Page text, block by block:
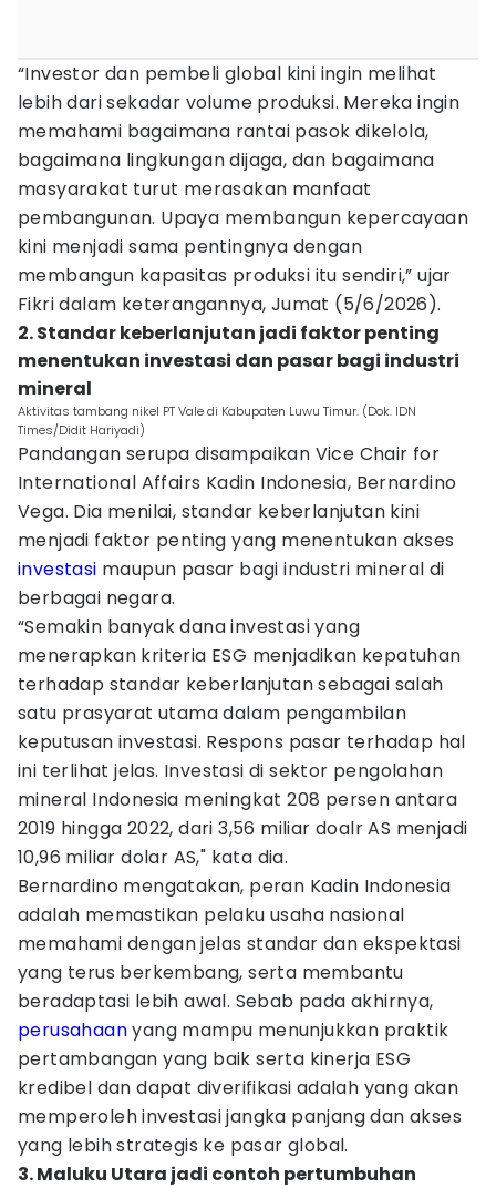
“Investor dan pembeli global kini ingin melihat
lebih dari sekadar volume produksi. Mereka ingin
memahami bagaimana rantai pasok dikelola,
bagaimana lingkungan dijaga, dan bagaimana
masyarakat turut merasakan manfaat
pembangunan. Upaya membangun kepercayaan
kini menjadi sama pentingnya dengan
membangun kapasitas produksi itu sendiri,” ujar
Fikri dalam keterangannya, Jumat (5/6/2026).
2. Standar keberlanjutan jadi faktor penting
menentukan investasi dan pasar bagi industri
mineral
Aktivitas tambang nikel PT Vale di Kabupaten Luwu Timur. (Dok. IDN
Times/Didit Hariyadi)
Pandangan serupa disampaikan Vice Chair for
International Affairs Kadin Indonesia, Bernardino
Vega. Dia menilai, standar keberlanjutan kini
menjadi faktor penting yang menentukan akses
investasi maupun pasar bagi industri mineral di
berbagai negara.
“Semakin banyak dana investasi yang
menerapkan kriteria ESG menjadikan kepatuhan
terhadap standar keberlanjutan sebagai salah
satu prasyarat utama dalam pengambilan
keputusan investasi. Respons pasar terhadap hal
ini terlihat jelas. Investasi di sektor pengolahan
mineral Indonesia meningkat 208 persen antara
2019 hingga 2022, dari 3,56 miliar doalr AS menjadi
10,96 miliar dolar AS," kata dia.
Bernardino mengatakan, peran Kadin Indonesia
adalah memastikan pelaku usaha nasional
memahami dengan jelas standar dan ekspektasi
yang terus berkembang, serta membantu
beradaptasi lebih awal. Sebab pada akhirnya,
perusahaanyang mampu menunjukkan praktik
pertambangan yang baik serta kinerja ESG
kredibel dan dapat diverifikasi adalah yang akan
memperoleh investasi jangka panjang dan akses
yang lebih strategis ke pasar global.
3. Maluku Utara jadi contoh pertumbuhan